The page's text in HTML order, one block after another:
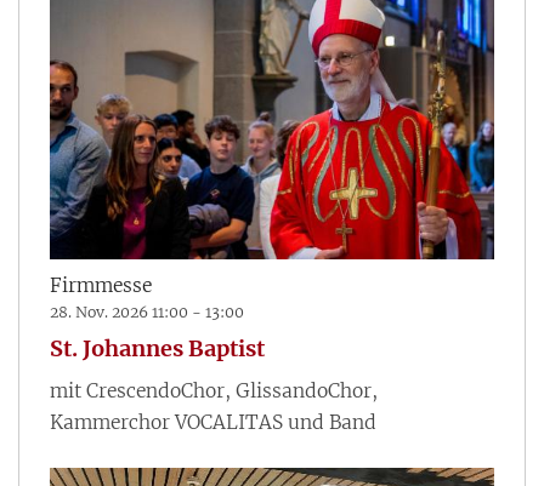
Firmmesse
28. Nov. 2026 11:00 - 13:00
St. Johannes Baptist
mit CrescendoChor, GlissandoChor,
Kammerchor VOCALITAS und Band